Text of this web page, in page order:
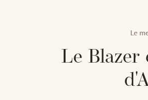
Le
Le Blazer